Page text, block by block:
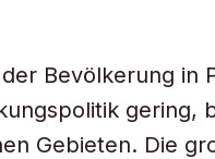
Bevölkerung in
gering,
Gebieten. Die